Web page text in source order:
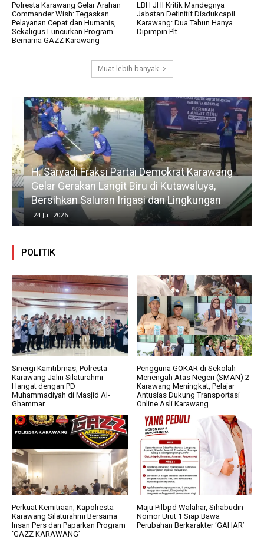
Polresta Karawang Gelar Arahan
Commander Wish: Tegaskan
Pelayanan Cepat dan Humanis,
Sekaligus Luncurkan Program
Bernama GAZZ Karawang
LBH JHI Kritik Mandegnya
Jabatan Definitif Disdukcapil
Karawang: Dua Tahun Hanya
Dipimpin Plt
Muat lebih banyak
H. Saryadi Fraksi Partai Demokrat Karawang
Gelar Gerakan Langit Biru di Kutawaluya,
Bersihkan Saluran Irigasi dan Lingkungan
24 Juli 2026
POLITIK
Sinergi Kamtibmas, Polresta
Karawang Jalin Silaturahmi
Hangat dengan PD
Muhammadiyah di Masjid Al-
Ghammar
Pengguna GOKAR di Sekolah
Menengah Atas Negeri (SMAN) 2
Karawang Meningkat, Pelajar
Antusias Dukung Transportasi
Online Asli Karawang
Perkuat Kemitraan, Kapolresta
Karawang Silaturahmi Bersama
Insan Pers dan Paparkan Program
‘GAZZ KARAWANG’
Maju Pilbpd Walahar, Sihabudin
Nomor Urut 1 Siap Bawa
Perubahan Berkarakter ‘GAHAR’